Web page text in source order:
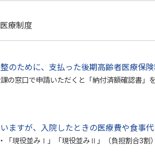
療制度
のために、支払った後期高齢者医療保
の窓口で申請いただくと「納付済額確認書
ますが、入院したときの医療費や食事
「現役並みⅠ」「現役並みⅡ」（負担割合3割